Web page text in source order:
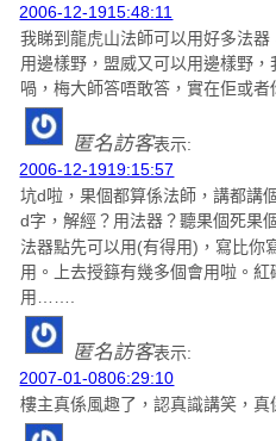
2006-12-1915:48:11
我睇到龍虎山法師可以用好多法
用邊樣野，盟威又可以用邊樣野
喎，梅大師答唔敢答，實在佢或者
匿名訪客表示:
2006-12-1919:15:57
坑d啦，果個都算係法師，講都講
d字，解經？用法器？聽果個死果
法器點先可以用(有得用)，寫比你
用。上去授籙有幾多個會用啦。
用…….
匿名訪客表示:
2007-01-0806:29:10
樓主真係風趣了，認真識講笑，真